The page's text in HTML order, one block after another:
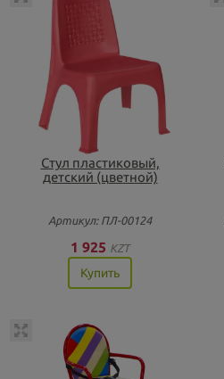
Стул пластиковый,
детский (цветной)
Артикул: ПЛ-00124
1 925 KZT
Купить